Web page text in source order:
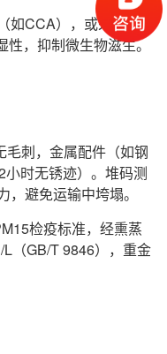
如CCA），或采用热
，抑制微生物滋生‌。
刺，金属配件（如钢
时无锈迹）‌。堆码测
避免运输中垮塌‌。
检疫标准，经熏蒸
（GB/T 9846），重金